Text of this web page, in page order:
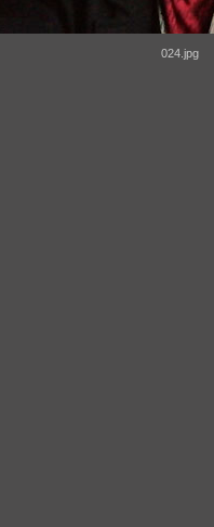
024.jpg